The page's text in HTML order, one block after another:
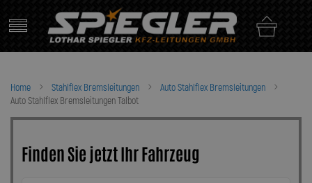
content
Home Stahlflex Bremsleitungen
Auto Stahlflex Bremsleitungen
Auto Stahlflex Bremsleitungen Talbot
Finden Sie jetzt Ihr Fahrzeug